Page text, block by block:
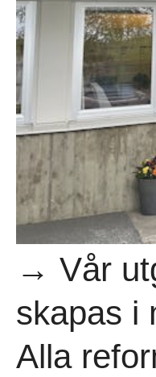
→ Vår
skapas i
Alla